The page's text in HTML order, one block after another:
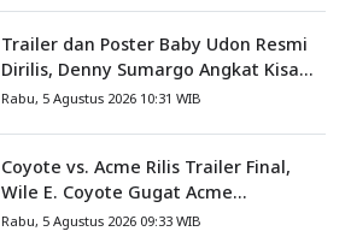
Trailer dan Poster Baby Udon Resmi
Dirilis, Denny Sumargo Angkat Kisah
Nyata Fanny Kondoh
Rabu, 5 Agustus 2026 10:31 WIB
Coyote vs. Acme Rilis Trailer Final,
Wile E. Coyote Gugat Acme
Corporation ke Pengadilan
Rabu, 5 Agustus 2026 09:33 WIB